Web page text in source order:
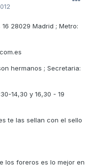
28029 Madrid ; Metro:
hermanos ; Secretaria:
14,30 y 16,30 - 19
te las sellan con el sello
los foreros es lo mejor en